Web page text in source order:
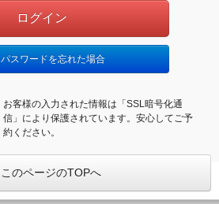
パスワードを忘れた場合
お客様の入力された情報は「SSL暗号化通
信」により保護されています。安心してご予
約ください。
このページのTOPへ